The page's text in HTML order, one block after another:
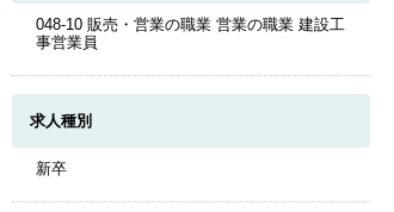
048-10 販売・営業の職業 営業の職業 建設工
事営業員
求人種別
新卒